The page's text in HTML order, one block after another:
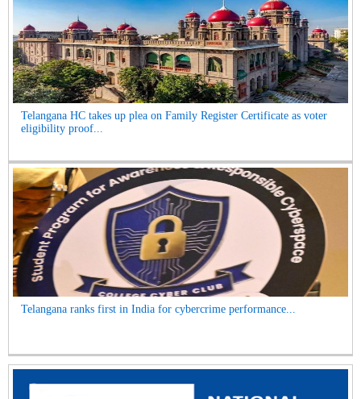
Telangana HC takes up plea on Family Register Certificate as voter
eligibility proof...
Telangana ranks first in India for cybercrime performance...